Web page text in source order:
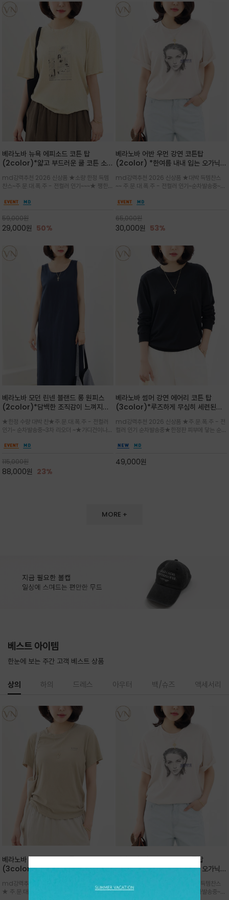
베라노바 뉴욕 에피소드 코튼 탑
(2color)*얇고 부드러운 쿨 코튼 소재
고 자연스러운 멋이 있는 핏으로 여름내
내 편하고 감각적으로 입으세요
md강력추천 2026 신상품 ★소량 한정 득템
찬스~주.문.대.폭.주 - 전컬러 인기~~~★ 쨍한듯
내추럴한 컬러감이 매력적인 티셔츠/여유로운
59,000원
29,000원 50%
베라노바 어반 우먼 강연 코튼탑
(2color) *한여름 내내 입는 오가닉
워크 (Line Work) & 스케치/감각적
인 아트워크 프린트가 시선을 끄는 루즈
핏 강연티셔츠
md강력추천 2026 신상품 ★대박 득템찬스
~~ 주.문.대.폭.주 - 전컬러 인기~순차발송중~★
한 착용감을 선사하며, 자연스럽게 떨어지는 실루
으로도 포인트가 되며, 데일리 활
65,000원
30,000원 53%
베라노바 모던 린넨 블랜드 롱 원피스
(2color)*담백한 조직감이 느껴지는
롱 원피스
★한정 수량 대박 찬★주.문.대.폭.주 - 전컬러
인기~ 순차발송중~3차 리오더 ~★가디건이나
도 손색이 없고,리조트룩까지 만능/답답하지 않
버하면서도 여리여리한 무
115,000원
88,000원 23%
베라노바 썸머 강연 에어리 코튼 탑
(3color)*루즈하게 무심히 세련된핏/
품은 시원함: 우수한 통기성
md강력추천 2026 신상품 ★주.문.폭.주 - 전
컬러 인기 순차발송중★한정판 피부에 닿는 순간
한 터치감~★여름에 오히려 이런티을 입으셔야
을 즐기실수 있습니다^^
49,000원
MORE +
베스트 아이템
한눈에 보는 주간 고객 베스트 상품
베라노바 심플 VN13 코튼탑
(3color)*썸머 바이오 강연/ 스판 너
더더기 없이 깔끔한 무드가 매력적인
VN13 코튼 티셔츠
md강력추천 2026 신상품 ★한정 대박 세일
★ 주.문.대.폭.주 - 전컬러 인기~순차발송중
베라노바 어반 우먼 강연 코튼탑
(2color) *한여름 내내 입는 오가닉
워크 (Line Work) & 스케치/감각적
인 아트워크 프린트가 시선을 끄는 루즈
md강력추천 2026 신상품 ★대박 득템찬스
~~ 주.문.대.폭.주 - 전컬러 인기~순차발송중~★
상의 하의 드레스 아우터 백/슈즈 액세서리